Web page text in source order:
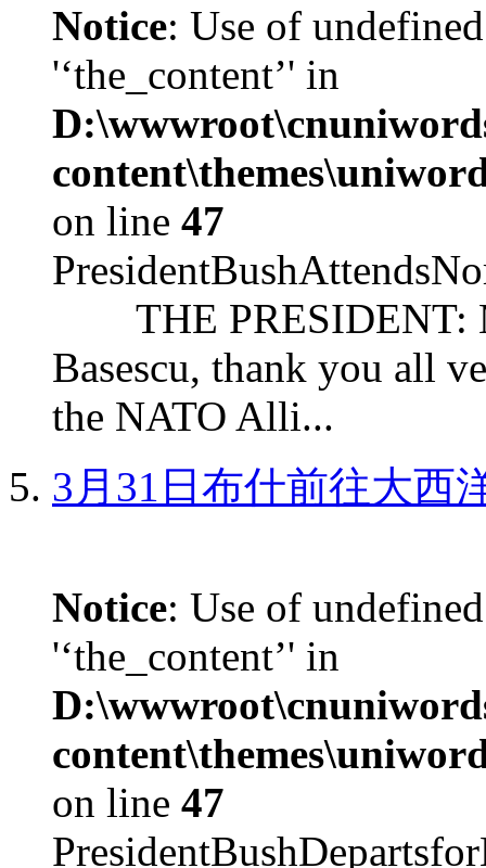
Notice: Use of
'‘the_content’' in
on line 47
THE PRESIDENT:
Basescu, thank you all
the NATO Alli...
3月31日布什前往大西
Notice: Use of
'‘the_content’' in
on line 47